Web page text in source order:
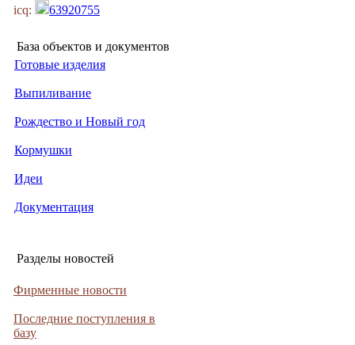
icq: 63920755
База объектов и документов
Готовые изделия
Выпиливание
Рождество и Новый год
Кормушки
Идеи
Документация
Разделы новостей
Фирменные новости
Последние поступления в
базу